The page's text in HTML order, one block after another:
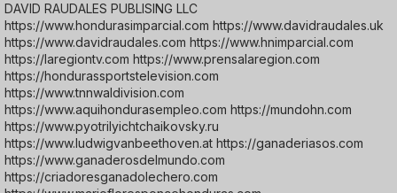
DAVID RAUDALES PUBLISING LLC
https://www.hondurasimparcial.com https://www.davidraudales.uk
https://www.davidraudales.com https://www.hnimparcial.com
https://laregiontv.com https://www.prensalaregion.com
https://hondurassportstelevision.com
https://www.tnnwaldivision.com
https://www.aquihondurasempleo.com https://mundohn.com
https://www.pyotrilyichtchaikovsky.ru
https://www.ludwigvanbeethoven.at https://ganaderiasos.com
https://www.ganaderosdelmundo.com
https://criadoresganadolechero.com